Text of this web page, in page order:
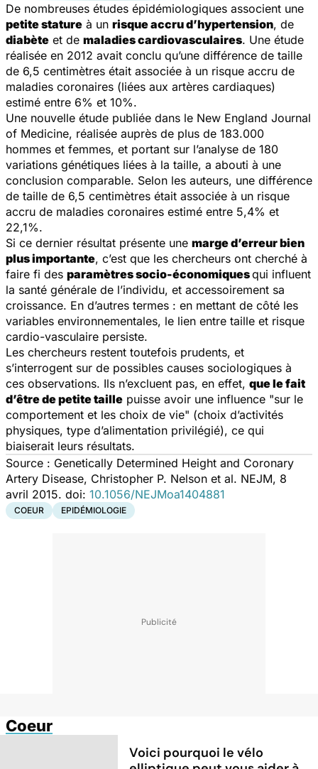
De nombreuses études épidémiologiques associent une
petite stature à un risque accru d’hypertension, de
diabète et de maladies cardiovasculaires. Une étude
réalisée en 2012 avait conclu qu’une différence de taille
de 6,5 centimètres était associée à un risque accru de
maladies coronaires (liées aux artères cardiaques)
estimé entre 6% et 10%.
Une nouvelle étude publiée dans le New England Journal
of Medicine, réalisée auprès de plus de 183.000
hommes et femmes, et portant sur l’analyse de 180
variations génétiques liées à la taille, a abouti à une
conclusion comparable. Selon les auteurs, une différence
de taille de 6,5 centimètres était associée à un risque
accru de maladies coronaires estimé entre 5,4% et
22,1%.
Si ce dernier résultat présente une marge d’erreur bien
plus importante, c’est que les chercheurs ont cherché à
faire fi des paramètres socio-économiquesqui influent
la santé générale de l’individu, et accessoirement sa
croissance. En d’autres termes : en mettant de côté les
variables environnementales, le lien entre taille et risque
cardio-vasculaire persiste.
Les chercheurs restent toutefois prudents, et
s’interrogent sur de possibles causes sociologiques à
ces observations. Ils n’excluent pas, en effet, que le fait
d’être de petite taille puisse avoir une influence "sur le
comportement et les choix de vie" (choix d’activités
physiques, type d’alimentation privilégié), ce qui
biaiserait leurs résultats.
Source : Genetically Determined Height and Coronary
Artery Disease, Christopher P. Nelson et al. NEJM, 8
avril 2015. doi: 10.1056/NEJMoa1404881
COEUR EPIDÉMIOLOGIE
Coeur
Voici pourquoi le vélo